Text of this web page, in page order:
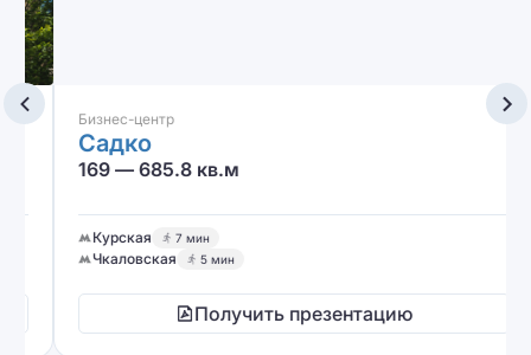
Бизнес-центр
Садко
169 — 685.8 кв.м
Курская 7 мин
Чкаловская 5 мин
Получить презентацию